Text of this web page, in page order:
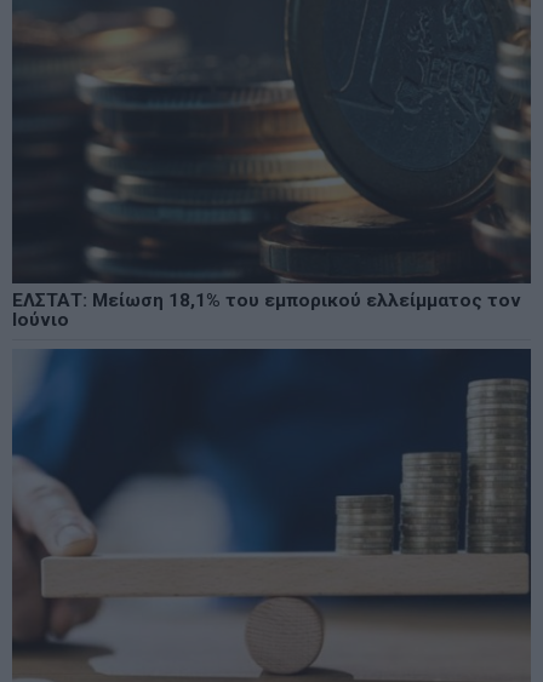
ΕΛΣΤΑΤ: Μείωση 18,1% του εμπορικού ελλείμματος τον
Ιούνιο